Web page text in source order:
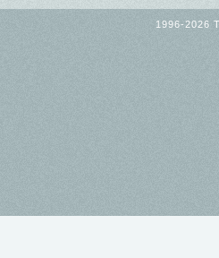
1996-2026